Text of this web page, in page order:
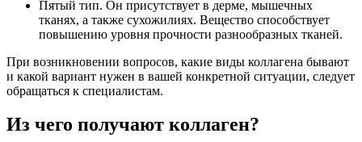
Пятый тип. Он присутствует в дерме, мышечных
тканях, а также сухожилиях. Вещество способствует
повышению уровня прочности разнообразных тканей.
При возникновении вопросов, какие виды коллагена бывают
и какой вариант нужен в вашей конкретной ситуации, следует
обращаться к специалистам.
Из чего получают коллаген?